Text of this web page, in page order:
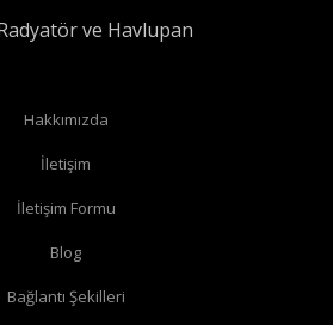
çıkıyor ve radyatörünüzün yan
çıkıyor ve radyatörünüzün alt
alabilirsiniz.
çıkıyor ve radyatörün yan
vana
alabilirsiniz.
ve Havlupan
Hakkımızda
İletişim
İletişim Formu
Blog
Bağlantı Şekilleri